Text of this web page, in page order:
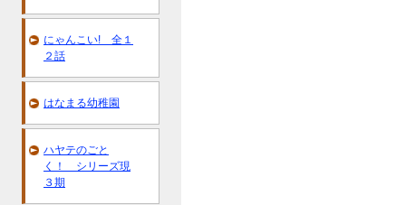
にゃんこい! 全１
２話
はなまる幼稚園
ハヤテのごと
く！ シリーズ現
３期